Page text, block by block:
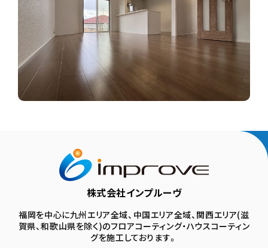
株式会社インプルーヴ
福岡を中心に九州エリア全域、中国エリア全域、関西エリア(滋
賀県、和歌山県を除く)のフロアコーティング・ハウスコーティン
グを施工しております。